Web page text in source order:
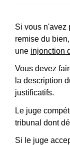
Si vous n'avez
remise du
une injonction
Vous devez
la description
justificatifs.
Le juge
tribunal dont
Si le juge